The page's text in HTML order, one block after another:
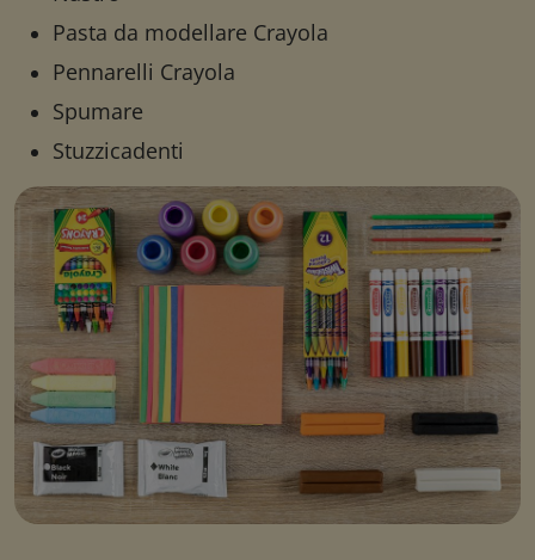
Pasta da modellare Crayola
Pennarelli Crayola
Spumare
Stuzzicadenti